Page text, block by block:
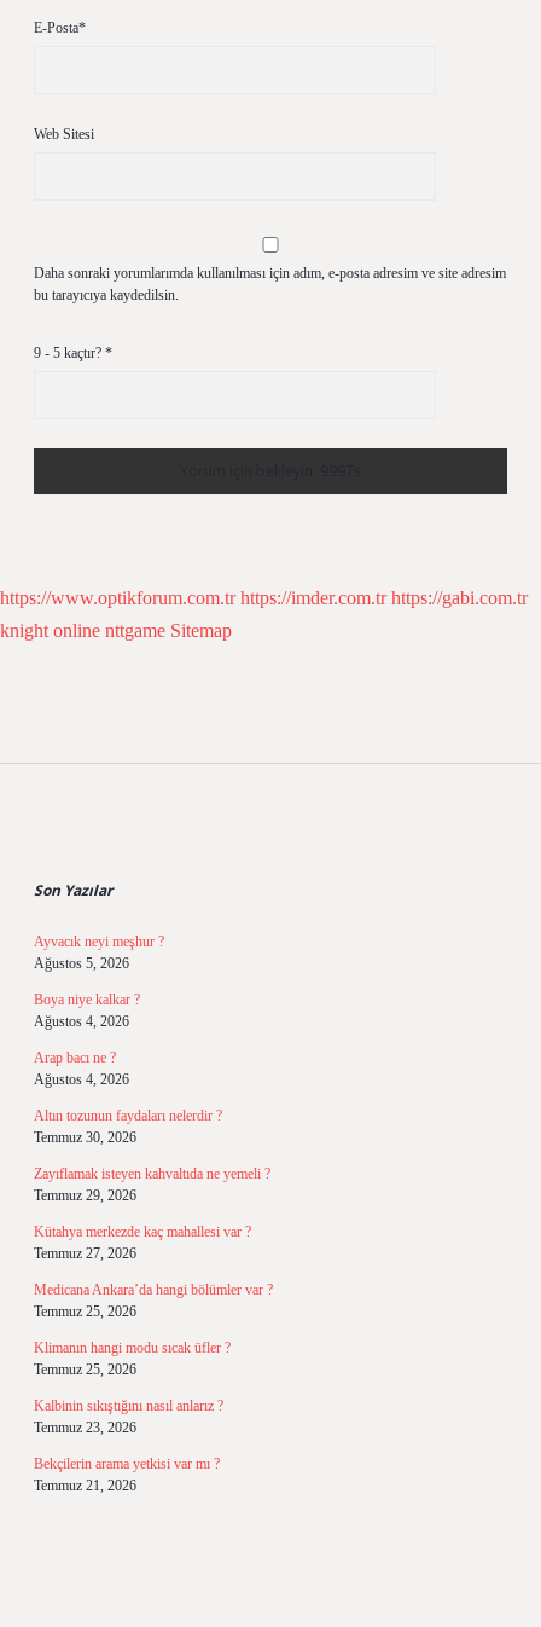
E-Posta*
Web Sitesi
Daha sonraki yorumlarımda kullanılması için adım, e-posta adresim ve site adresim
bu tarayıcıya kaydedilsin.
9 - 5 kaçtır? *
https://www.optikforum.com.tr https://imder.com.tr https://gabi.com.tr
knight online nttgame Sitemap
Son Yazılar
Ayvacık neyi meşhur ?
Ağustos 5, 2026
Boya niye kalkar ?
Ağustos 4, 2026
Arap bacı ne ?
Ağustos 4, 2026
Altın tozunun faydaları nelerdir ?
Temmuz 30, 2026
Zayıflamak isteyen kahvaltıda ne yemeli ?
Temmuz 29, 2026
Kütahya merkezde kaç mahallesi var ?
Temmuz 27, 2026
Medicana Ankara’da hangi bölümler var ?
Temmuz 25, 2026
Klimanın hangi modu sıcak üfler ?
Temmuz 25, 2026
Kalbinin sıkıştığını nasıl anlarız ?
Temmuz 23, 2026
Bekçilerin arama yetkisi var mı ?
Temmuz 21, 2026